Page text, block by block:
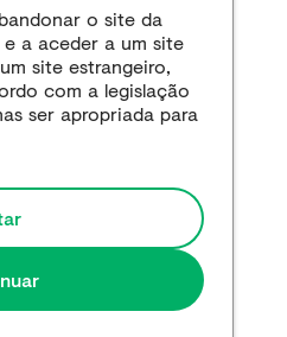
e Ciência
e carreira
o site da
a aceder a um site
site estrangeiro,
com a legislação
ser apropriada para